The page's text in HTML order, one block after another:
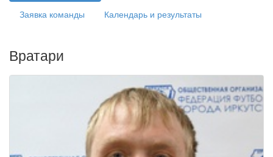
Заявка команды
Календарь и результаты
Вратари